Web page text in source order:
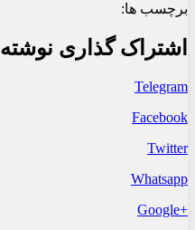
برچسب ها:
اشتراک گذاری نوشته
Telegram
Facebook
Twitter
Whatsapp
+Google